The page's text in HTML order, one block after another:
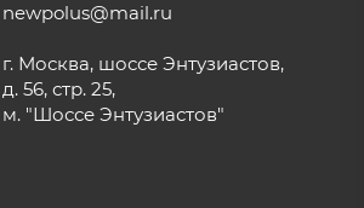
newpolus@mail.ru
г. Москва, шоссе Энтузиастов,
д. 56, стр. 25,
м. "Шоссе Энтузиастов"